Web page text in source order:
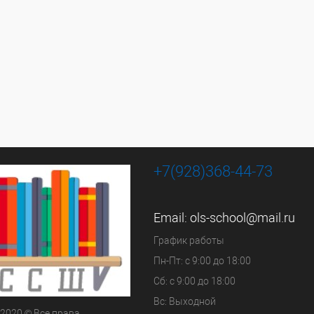
+7(928)368-44-73
Email: ols-school@mail.ru
График работы
Пн-Пт: с 9:00 до 18:00
Сб: с 9:00 до 18:00
Вс: Выходной